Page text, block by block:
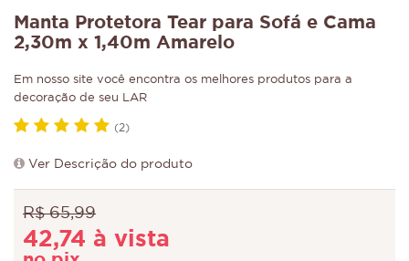
Manta Protetora Tear para Sofá e Cama
2,30m x 1,40m Amarelo
Em nosso site você encontra os melhores produtos para a
decoração de seu LAR
(2)
Ver Descrição do produto
R$ 65,99
42,74 à vista